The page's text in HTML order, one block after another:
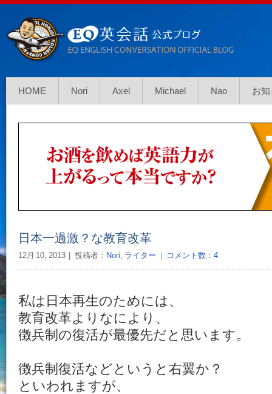
HOME Nori Axel Michael Nao お
日本一過激？な教育改革
12月 10, 2013 投稿者： Nori, ライター ｜ コメント数：4
私は日本再生のためには、
教育改革よりなにより、
徴兵制の復活が最優先だと思います。
徴兵制復活などというと右翼か？
といわれますが、